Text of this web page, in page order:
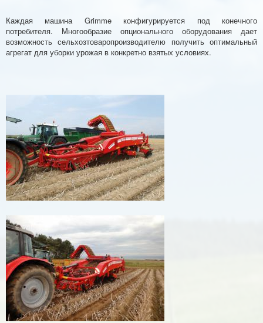
Каждая машина Grimme конфигурируется под конечного
потребителя. Многообразие опционального оборудования дает
возможность сельхозтоваропроизводителю получить оптимальный
агрегат для уборки урожая в конкретно взятых условиях.